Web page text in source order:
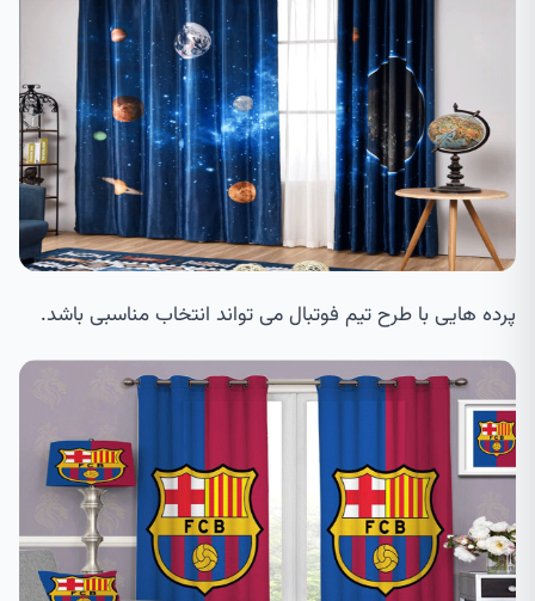
پرده هایی با طرح تیم فوتبال می تواند انتخاب مناسبی باشد.